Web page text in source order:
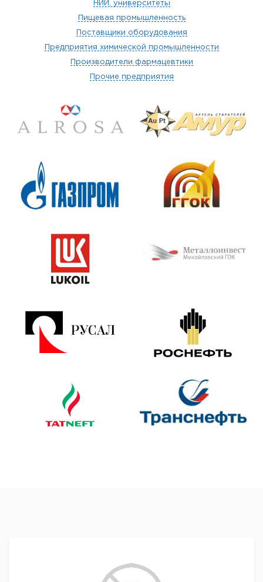
НИИ, университеты
Пищевая промышленность
Поставщики оборудования
Предприятия химической промышленности
Производители фармацевтики
Прочие предприятия